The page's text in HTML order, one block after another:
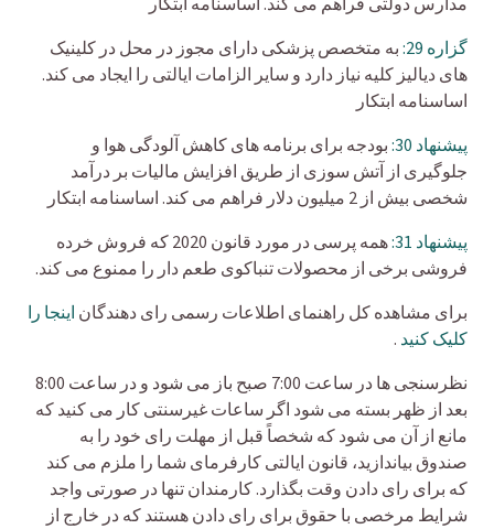
گزاره 29:
به متخصص پزشکی دارای مجوز در محل در کلینیک
های دیالیز کلیه نیاز دارد و سایر الزامات ایالتی را ایجاد می کند.
اساسنامه ابتکار
پیشنهاد 30:
بودجه برای برنامه های کاهش آلودگی هوا و
جلوگیری از آتش سوزی از طریق افزایش مالیات بر درآمد
شخصی بیش از 2 میلیون دلار فراهم می کند. اساسنامه ابتکار
پیشنهاد 31:
همه پرسی در مورد قانون 2020 که فروش خرده
فروشی برخی از محصولات تنباکوی طعم دار را ممنوع می کند.
برای مشاهده کل راهنمای اطلاعات رسمی رای دهندگان اینجا را
کلیک کنید .
نظرسنجی ها در ساعت 7:00 صبح باز می شود و در ساعت 8:00
بعد از ظهر بسته می شود اگر ساعات غیرسنتی کار می کنید که
مانع از آن می شود که شخصاً قبل از مهلت رای خود را به
صندوق بیاندازید، قانون ایالتی کارفرمای شما را ملزم می کند
که برای رای دادن وقت بگذارد. کارمندان تنها در صورتی واجد
شرایط مرخصی با حقوق برای رای دادن هستند که در خارج از